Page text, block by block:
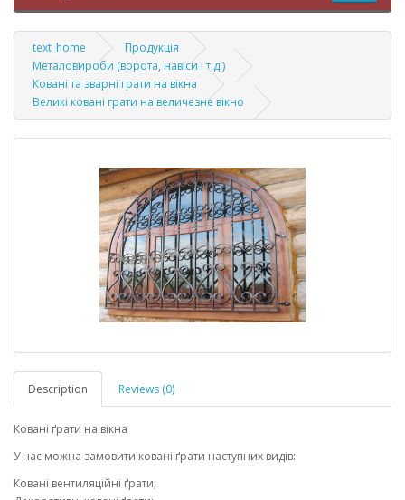
text_home
Продукція
Металовироби (ворота, навіси і т.д.)
Ковані та зварні грати на вікна
Великі ковані грати на величезне вікно
Description Reviews (0)
Ковані ґрати на вікна
У нас можна замовити ковані ґрати наступних видів:
Ковані вентиляційні ґрати;